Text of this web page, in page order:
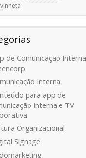
vinheta
de Comunicação Interna
Interna
para app de
Interna e TV
Organizacional
Signage